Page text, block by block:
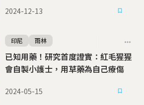
2024-12-13
已知用藥！研究首度證實：紅毛猩猩
會自製小護士，用草藥為自己療傷
印尼 雨林
2024-05-15